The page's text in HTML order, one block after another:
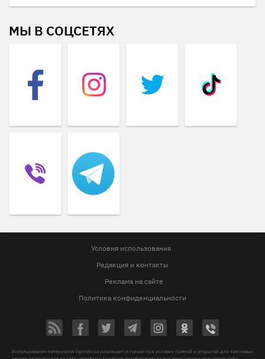
МЫ В СОЦСЕТЯХ
Условия использования
Редакция и контакты
Реклама на сайте
Политика конфиденциальности
Использование материалов Vgorode.ua разрешается только при условии прямой и открытой для поисковых